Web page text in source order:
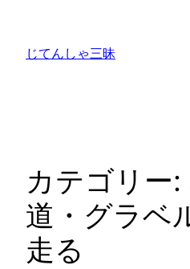
じてんしゃ三昧
カテゴリー:
道・グラベ
走る